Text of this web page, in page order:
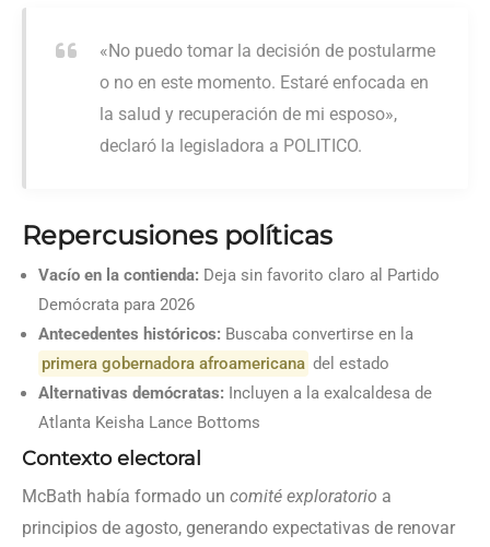
«No puedo tomar la decisión de postularme
o no en este momento. Estaré enfocada en
la salud y recuperación de mi esposo»,
declaró la legisladora a POLITICO.
Repercusiones políticas
Vacío en la contienda: Deja sin favorito claro al Partido
Demócrata para 2026
Antecedentes históricos: Buscaba convertirse en la
primera gobernadora afroamericana del estado
Alternativas demócratas: Incluyen a la exalcaldesa de
Atlanta Keisha Lance Bottoms
Contexto electoral
McBath había formado un comité exploratorio a
principios de agosto, generando expectativas de renovar